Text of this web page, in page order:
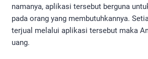
namanya, aplikasi tersebut berguna
pada orang yang membutuhkannya.
terjual melalui aplikasi tersebut maka
uang.